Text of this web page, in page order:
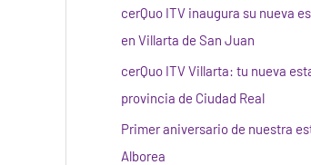
cerQuo ITV inaugura su nueva
en Villarta de San Juan
cerQuo ITV Villarta: tu nueva
provincia de Ciudad Real
Primer aniversario de nuestra
Alborea